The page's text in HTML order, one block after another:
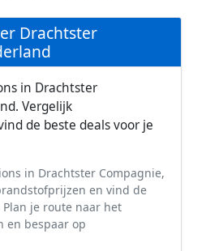
Drachtster
in Drachtster
Vergelijk
de beste deals voor je
in Drachtster Compagnie,
en vind de
je route naar het
en bespaar op